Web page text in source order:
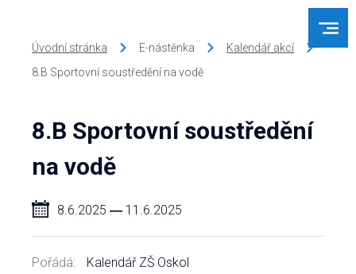
Úvodní stránka E-nástěnka
Kalendář akcí
8.B Sportovní soustředění na vodě
8.B Sportovní soustředění
na vodě
8.6.2025 ― 11.6.2025
Pořádá: Kalendář ZŠ Oskol